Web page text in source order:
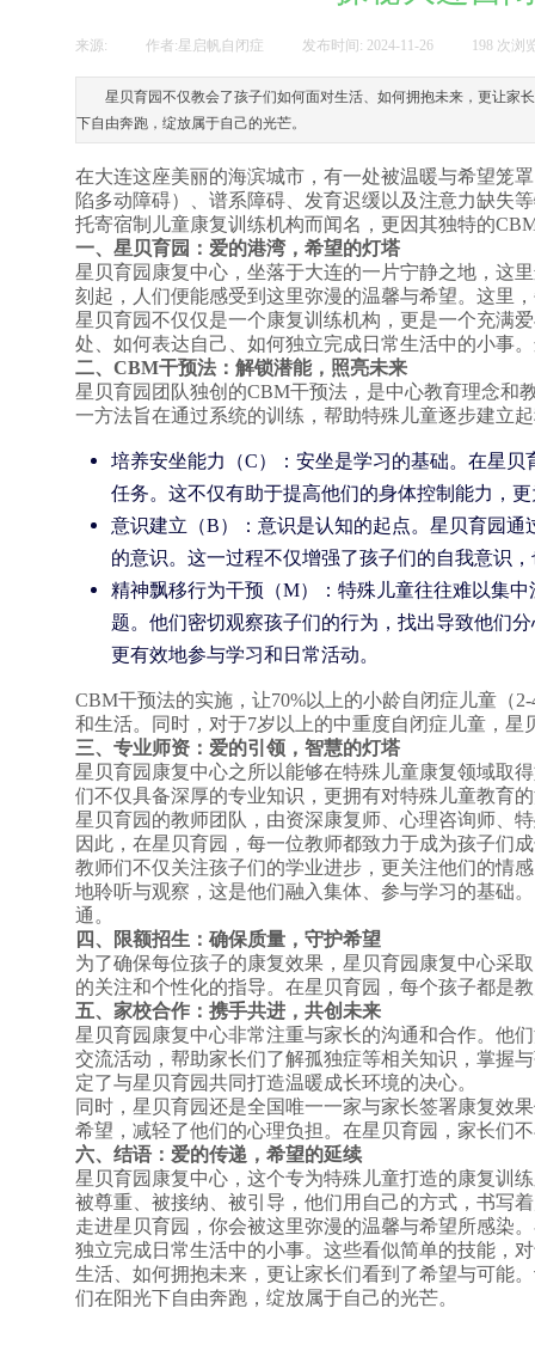
来源: 作者:星启帆自闭症 发布时间: 2024-11-26 198 次浏
星贝育园不仅教会了孩子们如何面对生活、如何拥抱未来，更让家
下自由奔跑，绽放属于自己的光芒。
在大连这座美丽的海滨城市，有一处被温暖与希望笼
陷多动障碍）、谱系障碍、发育迟缓以及注意力缺失
托寄宿制儿童康复训练机构而闻名，更因其独特的
一、星贝育园：爱的港湾，希望的灯塔
星贝育园康复中心，坐落于大连的一片宁静之地，这
刻起，人们便能感受到这里弥漫的温馨与希望。这里
星贝育园不仅仅是一个康复训练机构，更是一个充满
处、如何表达自己、如何独立完成日常生活中的小事
二、CBM干预法：解锁潜能，照亮未来
星贝育园团队独创的CBM干预法，是中心教育理念和
一方法旨在通过系统的训练，帮助特殊儿童逐步建立
培养安坐能力（C）：安坐是学习的基础。在星
任务。这不仅有助于提高他们的身体控制能力，
意识建立（B）：意识是认知的起点。星贝育园
的意识。这一过程不仅增强了孩子们的自我意识
精神飘移行为干预（M）：特殊儿童往往难以集
题。他们密切观察孩子们的行为，找出导致他们
更有效地参与学习和日常活动。
CBM干预法的实施，让70%以上的小龄自闭症儿童（
和生活。同时，对于7岁以上的中重度自闭症儿童，
三、专业师资：爱的引领，智慧的灯塔
星贝育园康复中心之所以能够在特殊儿童康复领域取
们不仅具备深厚的专业知识，更拥有对特殊儿童教育
星贝育园的教师团队，由资深康复师、心理咨询师、
因此，在星贝育园，每一位教师都致力于成为孩子们
教师们不仅关注孩子们的学业进步，更关注他们的情
地聆听与观察，这是他们融入集体、参与学习的基础
通。
四、限额招生：确保质量，守护希望
为了确保每位孩子的康复效果，星贝育园康复中心采
的关注和个性化的指导。在星贝育园，每个孩子都是
五、家校合作：携手共进，共创未来
星贝育园康复中心非常注重与家长的沟通和合作。他
交流活动，帮助家长们了解孤独症等相关知识，掌握
定了与星贝育园共同打造温暖成长环境的决心。
同时，星贝育园还是全国唯一一家与家长签署康复效
希望，减轻了他们的心理负担。在星贝育园，家长们
六、结语：爱的传递，希望的延续
星贝育园康复中心，这个专为特殊儿童打造的康复训
被尊重、被接纳、被引导，他们用自己的方式，书写
走进星贝育园，你会被这里弥漫的温馨与希望所感染
独立完成日常生活中的小事。这些看似简单的技能，
生活、如何拥抱未来，更让家长们看到了希望与可能
们在阳光下自由奔跑，绽放属于自己的光芒。